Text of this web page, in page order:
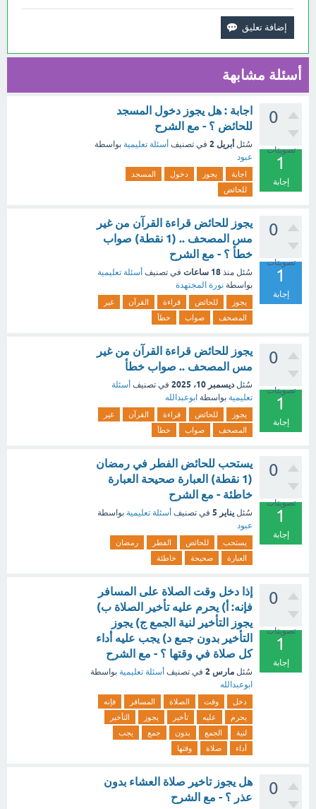
أسئلة مشابهة
0
تصويتات
1
إجابة
اجابة : هل يجوز دخول المسجد
للحائض ؟ - مع الشرح
سُئل أبريل 2 في تصنيف أسئلة تعليمية بواسطة
عبود
اجابة يجوز دخول
المسجد
للحائض
0
تصويتات
1
إجابة
يجوز للحائض قراءة القرآن من غير
مس المصحف .. (1 نقطة) صواب
خطأ ؟ - مع الشرح
سُئل منذ 18 ساعات في تصنيف أسئلة تعليمية
بواسطة نورة المجتهدة
يجوز للحائض قراءة القرآن
غير
المصحف
صواب خطأ
0
تصويتات
1
إجابة
يجوز للحائض قراءة القرآن من غير
مس المصحف .. صواب خطأ
سُئل ديسمبر 10، 2025 في تصنيف أسئلة
تعليمية بواسطة ابوعبدالله
يجوز للحائض قراءة القرآن
غير
المصحف
صواب خطأ
0
تصويتات
1
إجابة
يستحب للحائض الفطر في رمضان
(1 نقطة) العبارة صحيحة العبارة
خاطئة - مع الشرح
سُئل يناير 5 في تصنيف أسئلة تعليمية بواسطة
عبود
يستحب للحائض الفطر
رمضان
العبارة
صحيحة خاطئة
0
تصويتات
1
إجابة
إذا دخل وقت الصلاة على المسافر
فإنه: أ) يحرم عليه تأخير الصلاة ب)
يجوز التأخير لنية الجمع ج) يجوز
التأخير بدون جمع د) يجب عليه أداء
كل صلاة في وقتها ؟ - مع الشرح
سُئل مارس 2 في تصنيف أسئلة تعليمية بواسطة
ابوعبدالله
دخل وقت الصلاة المسافر
فإنه
يحرم
عليه تأخير يجوز
التأخير
لنية
الجمع بدون جمع
يجب
أداء
صلاة وقتها
0
هل يجوز تاخير صلاة العشاء بدون
عذر ؟ - مع الشرح